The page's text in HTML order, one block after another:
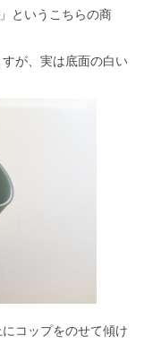
というこちらの商
が、実は底面の白い
コップをのせて傾け